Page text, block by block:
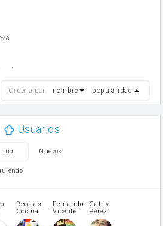
Ordena por: nombre popularidad
Usuarios
Top Nuevos
Recetas
Cocina
Fernando
Vicente
Cathy
Pérez